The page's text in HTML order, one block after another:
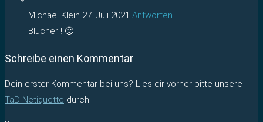
Michael Klein 27. Juli 2021 Antworten
Blücher ! 🙂
Schreibe einen Kommentar
Dein erster Kommentar bei uns? Lies dir vorher bitte unsere
TaD-Netiquette durch.